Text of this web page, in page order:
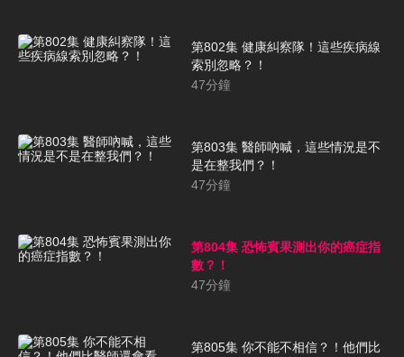
第802集 健康糾察隊！這些疾病線
索別忽略？！
47分鐘
第803集 醫師吶喊，這些情況是不
是在整我們？！
47分鐘
第804集 恐怖賓果測出你的癌症指
數？！
47分鐘
第805集 你不能不相信？！他們比